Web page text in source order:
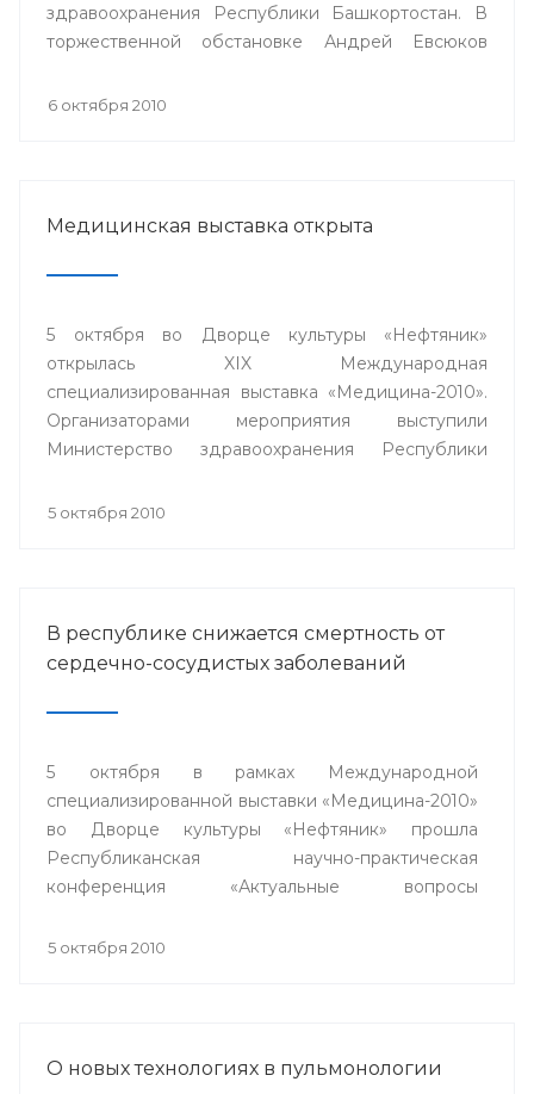
здравоохранения Республики Башкортостан. В
торжественной обстановке Андрей Евсюков
колледжей республики дипломы о присуждении
6 октября 2010
Медицинская выставка открыта
5 октября во Дворце культуры «Нефтяник»
открылась XIX Международная
специализированная выставка «Медицина-2010».
Организаторами мероприятия выступили
Министерство здравоохранения Республики
ГУП «Медтехника» РБ при содействии Торгово-
5 октября 2010
В республике снижается смертность от
сердечно-сосудистых заболеваний
5 октября в рамках Международной
специализированной выставки «Медицина-2010»
во Дворце культуры «Нефтяник» прошла
Республиканская научно-практическая
конференция «Актуальные вопросы
5 октября 2010
О новых технологиях в пульмонологии